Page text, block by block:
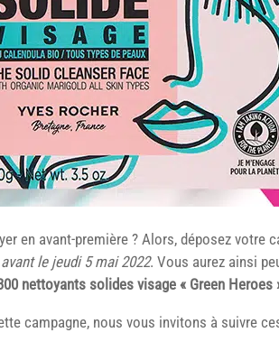
en avant-première ? Alors, déposez votre
avant le jeudi 5 mai 2022. Vous aurez ainsi
nettoyants solides visage « Green Heroes
campagne, nous vous invitons à suivre